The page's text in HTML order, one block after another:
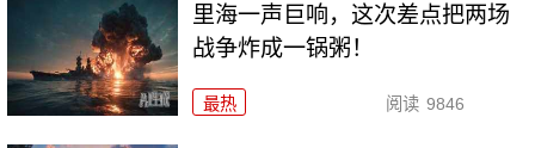
里海一声巨响，这次差点把两场
战争炸成一锅粥！
最热 阅读 9846